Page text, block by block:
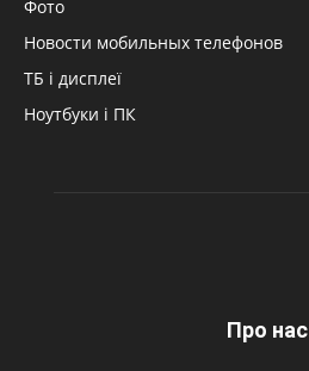
Фото
Новости мобильных телефонов
ТБ і дисплеї
Ноутбуки і ПК
Про нас